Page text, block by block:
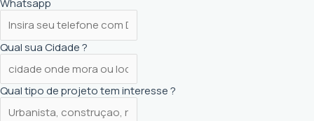
Whatsapp
Qual sua Cidade ?
Qual tipo de projeto tem interesse ?